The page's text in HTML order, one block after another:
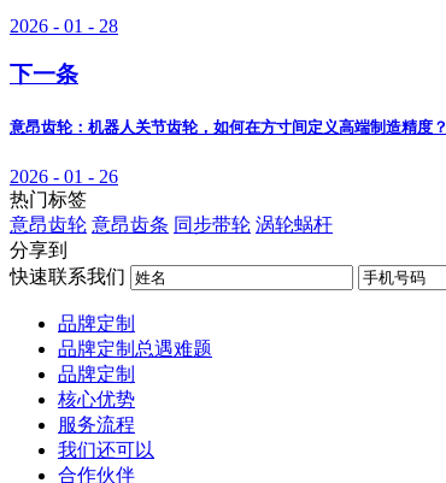
2026 - 01 - 28
下一条
意昂齿轮：机器人关节齿轮，如何在方寸间定义高端制造精度？
2026 - 01 - 26
热门标签
意昂齿轮 意昂齿条 同步带轮 涡轮蜗杆
分享到
快速联系我们
品牌定制
品牌定制总遇难题
品牌定制
核心优势
服务流程
我们还可以
合作伙伴